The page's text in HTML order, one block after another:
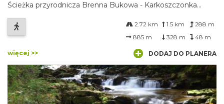
Ścieżka przyrodnicza Brenna Bukowa - Karkoszczonka...
2.72 km 1.5 km
288 m
885 m
328 m 48 m
więcej >> DODAJ DO PLANERA